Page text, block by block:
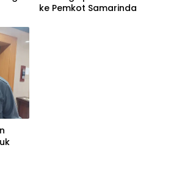
ke Pemkot Samarinda